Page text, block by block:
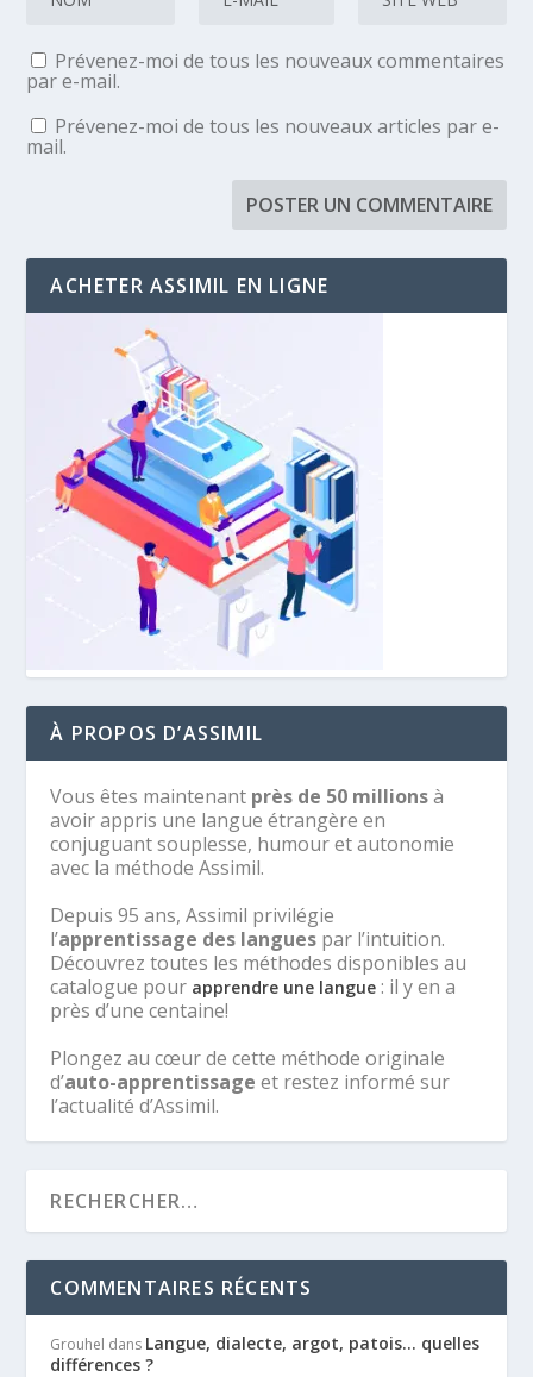
Prévenez-moi de tous les nouveaux commentaires
par e-mail.
Prévenez-moi de tous les nouveaux articles par e-
mail.
ACHETER ASSIMIL EN LIGNE
À PROPOS D’ASSIMIL
Vous êtes maintenant près de 50 millionsà
avoir appris une langue étrangère en
conjuguant souplesse, humour et autonomie
avec la méthode Assimil.
Depuis 95 ans, Assimil privilégie
l’apprentissage des langues par l’intuition.
Découvrez toutes les méthodes disponibles au
catalogue pour apprendre une langue : il y en a
près d’une centaine!
Plongez au cœur de cette méthode originale
d’auto-apprentissage et restez informé sur
l’actualité d’Assimil.
COMMENTAIRES RÉCENTS
Grouhel dans Langue, dialecte, argot, patois… quelles
différences ?